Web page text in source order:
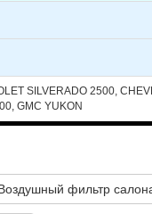
2011 V6 4.3L
2011 V8 5.3L
2011 V8 6.0L
2010 V6 4.3L
SILVERADO 2500,
GMC YUKON
фильтр